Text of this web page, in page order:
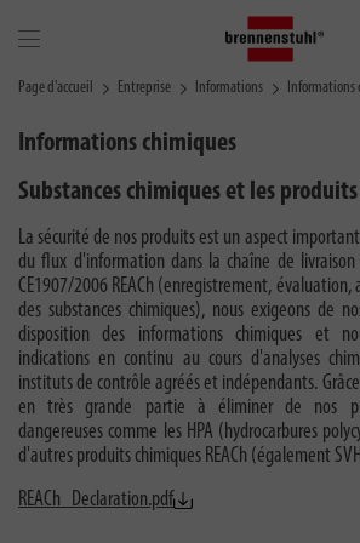
Page d'accueil Entreprise Informations Informations
Informations chimiques
Substances chimiques et les
La sécurité de nos produits est un aspect
du flux d'information dans la chaîne de
CE1907/2006 REACh (enregistrement,
des substances chimiques), nous exigeons de
disposition des informations chimiques et
indications en continu au cours d'analyses
instituts de contrôle agréés et indépendants.
en très grande partie à éliminer de nos
dangereuses comme les HPA (hydrocarbures
d'autres produits chimiques REACh (également
REACh_Declaration.pdf